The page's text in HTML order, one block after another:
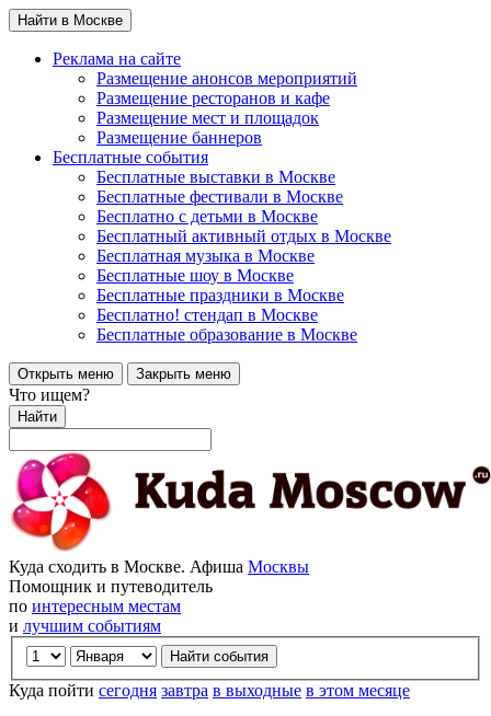
Найти в Москве
Реклама на сайте
Размещение анонсов мероприятий
Размещение ресторанов и кафе
Размещение мест и площадок
Размещение баннеров
Бесплатные события
Бесплатные выставки в Москве
Бесплатные фестивали в Москве
Бесплатно с детьми в Москве
Бесплатный активный отдых в Москве
Бесплатная музыка в Москве
Бесплатные шоу в Москве
Бесплатные праздники в Москве
Бесплатно! стендап в Москве
Бесплатные образование в Москве
Открыть меню Закрыть меню
Что ищем?
Найти
Куда сходить в Москве. Афиша Москвы
Помощник и путеводитель
по интересным местам
и лучшим событиям
Куда пойти сегодня завтра в выходные в этом месяце